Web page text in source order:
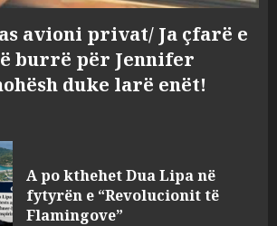
avioni privat/ Ja çfarë e
burrë për Jennifer
duke larë enët!
A po kthehet Dua Lipa në
fytyrën e “Revolucionit të
Flamingove”